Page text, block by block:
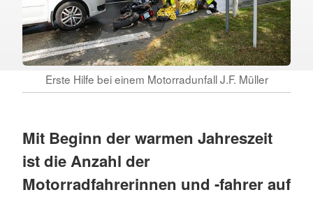
Erste Hilfe bei einem Motorradunfall J.F. Müller
Mit Beginn der warmen Jahreszeit
ist die Anzahl der
Motorradfahrerinnen und -fahrer auf